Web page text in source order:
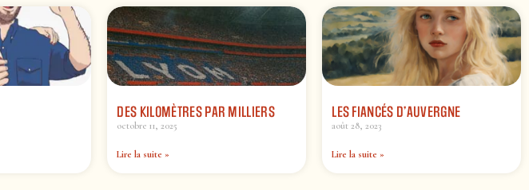
DES KILOMÈTRES PAR MILLIERS
octobre 11, 2025
Lire la suite »
LES FIANCÉS D’AUVERGNE
août 28, 2023
Lire la suite »